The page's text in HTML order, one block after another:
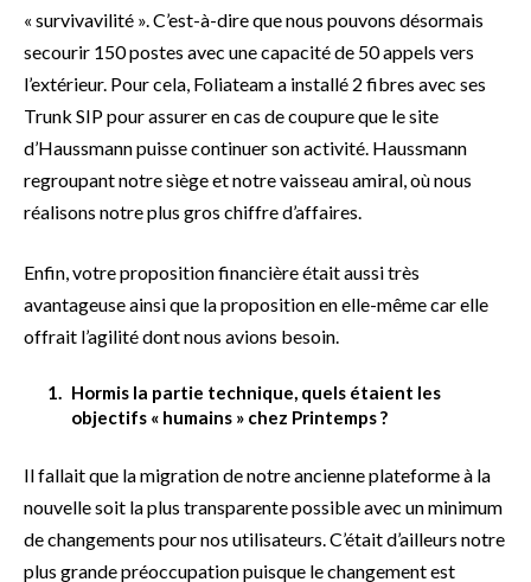
« survivavilité ». C’est-à-dire que nous pouvons désormais
secourir 150 postes avec une capacité de 50 appels vers
l’extérieur. Pour cela, Foliateam a installé 2 fibres avec ses
Trunk SIP pour assurer en cas de coupure que le site
d’Haussmann puisse continuer son activité. Haussmann
regroupant notre siège et notre vaisseau amiral, où nous
réalisons notre plus gros chiffre d’affaires.
Enfin, votre proposition financière était aussi très
avantageuse ainsi que la proposition en elle-même car elle
offrait l’agilité dont nous avions besoin.
Hormis la partie technique, quels étaient les
objectifs « humains » chez Printemps ?
Il fallait que la migration de notre ancienne plateforme à la
nouvelle soit la plus transparente possible avec un minimum
de changements pour nos utilisateurs. C’était d’ailleurs notre
plus grande préoccupation puisque le changement est